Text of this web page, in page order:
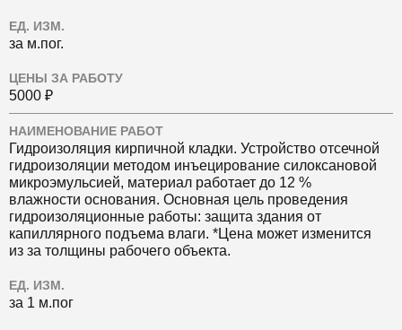
ЕД. ИЗМ.
за м.пог.
ЦЕНЫ ЗА РАБОТУ
5000 ₽
НАИМЕНОВАНИЕ РАБОТ
Гидроизоляция кирпичной кладки. Устройство отсечной
гидроизоляции методом инъецирование силоксановой
микроэмульсией, материал работает до 12 %
влажности основания. Основная цель проведения
гидроизоляционные работы: защита здания от
капиллярного подъема влаги. *Цена может изменится
из за толщины рабочего объекта.
ЕД. ИЗМ.
за 1 м.пог